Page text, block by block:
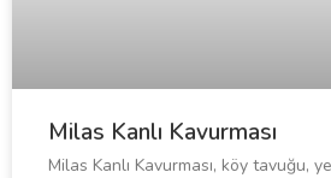
Milas Kanlı Kavurması
Milas Kanlı Kavurması, köy tavuğu,